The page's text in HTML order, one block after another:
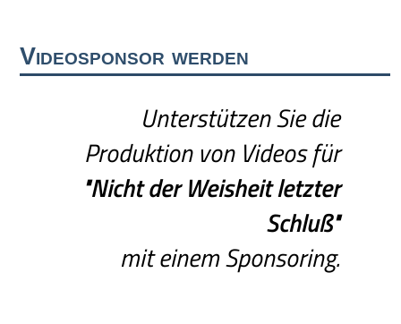
Videosponsor werden
Unterstützen Sie die
Produktion von Videos für
"Nichtder Weisheitletzter
Schluß"
mit einem Sponsoring.